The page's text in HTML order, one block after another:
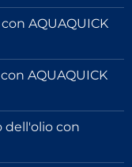
AQUAQUICK
AQUAQUICK
dell'olio con